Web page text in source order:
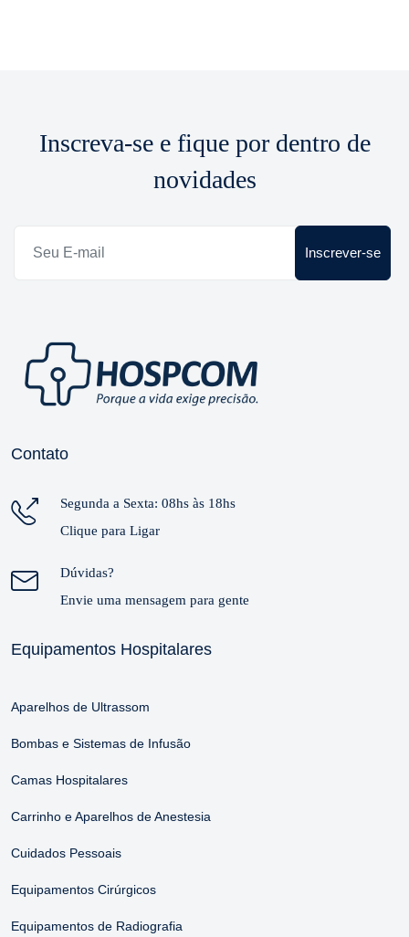
Inscreva-se e fique por dentro de
novidades
Inscrever-se
Contato
Segunda a Sexta: 08hs às 18hs
Clique para Ligar
Dúvidas?
Envie uma mensagem para gente
Equipamentos Hospitalares
Aparelhos de Ultrassom
Bombas e Sistemas de Infusão
Camas Hospitalares
Carrinho e Aparelhos de Anestesia
Cuidados Pessoais
Equipamentos Cirúrgicos
Equipamentos de Radiografia